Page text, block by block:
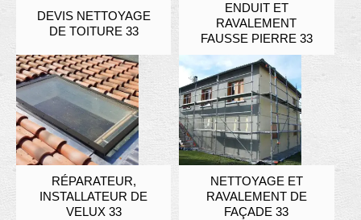
DEVIS NETTOYAGE
DE TOITURE 33
ENDUIT ET
RAVALEMENT
FAUSSE PIERRE 33
RÉPARATEUR,
INSTALLATEUR DE
VELUX 33
NETTOYAGE ET
RAVALEMENT DE
FAÇADE 33